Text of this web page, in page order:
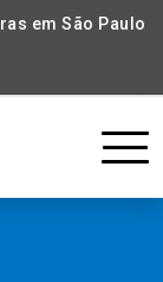
em São Paulo